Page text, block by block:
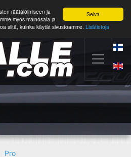
Selvä
räätälöimiseen ja
myös mainosala ja
siitä, kuinka käytät sivustoamme. Lisätietoja
Pro